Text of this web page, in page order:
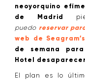
neoyorquino
de Madrid
puedo reservar
web de
de semana
Hotel
El plan es lo